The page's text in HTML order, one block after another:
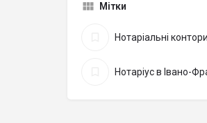
Мітки
Нотаріальні
Нотаріус в Івано-